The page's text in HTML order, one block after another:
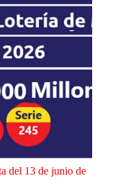
del 13 de junio de